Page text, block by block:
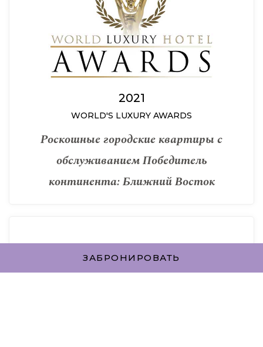
2021
WORLD'S LUXURY AWARDS
Роскошные городские квартиры с
обслуживанием Победитель
континента: Ближний Восток
ЗАБРОНИРОВАТЬ